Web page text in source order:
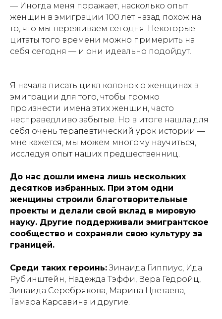
— Иногда меня поражает, насколько опыт
женщин в эмиграции 100 лет назад похож на
то, что мы переживаем сегодня. Некоторые
цитаты того времени можно примерить на
себя сегодня — и они идеально подойдут.
Я начала писать цикл колонок о женщинах в
эмиграции для того, чтобы громко
произнести имена этих женщин, часто
несправедливо забытые. Но в итоге нашла для
себя очень терапевтический урок истории —
мне кажется, мы можем многому научиться,
исследуя опыт наших предшественниц.
До нас дошли имена лишь нескольких
десятков избранных. При этом одни
женщины строили благотворительные
проекты и делали свой вклад в мировую
науку. Другие поддерживали эмигрантское
сообщество и сохраняли свою культуру за
границей.
Среди таких героинь:Зинаида Гиппиус, Ида
Рубинштейн, Надежда Тэффи, Вера Гедройц,
Зинаида Серебрякова, Марина Цветаева,
Тамара Карсавина и другие.